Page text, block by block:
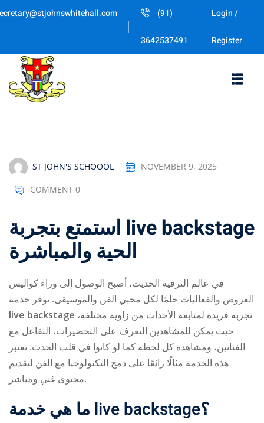
Skip
(91)
3642537491
Login /
Register
ST JOHN'S SCHOOOL NOVEMBER 9, 2025
COMMENT 0
استمتع بتجربة live backstage
الحية والمباشرة
في عالم الترفيه الحديث، أصبح الوصول إلى وراء كواليس
العروض والفعاليات حلمًا لكل محبي الفن والموسيقى. توفر خدمة
live backstage
حيث يمكن للمشاهدين التعرف على التحضيرات، التفاعل مع
الفنانين، ومشاهدة كل لحظة كما لو كانوا في قلب الحدث. تعتبر
هذه الخدمة مثالًا رائعًا على دمج التكنولوجيا مع الفن لتقديم
محتوى غني ومباشر.
live backstage؟